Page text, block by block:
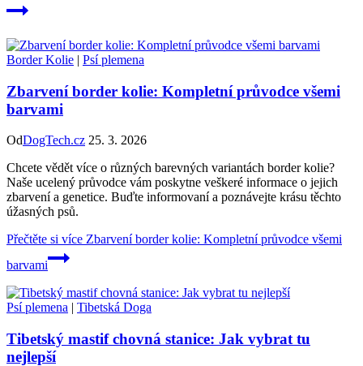
Border Kolie | Psí plemena
Zbarvení border kolie: Kompletní průvodce všemi
barvami
OdDogTech.cz 25. 3. 2026
Chcete vědět více o různých barevných variantách border kolie?
Naše ucelený průvodce vám poskytne veškeré informace o jejich
zbarvení a genetice. Buďte informovaní a poznávejte krásu těchto
úžasných psů.
Přečtěte si více Zbarvení border kolie: Kompletní průvodce všemi
barvami
Psí plemena | Tibetská Doga
Tibetský mastif chovná stanice: Jak vybrat tu
nejlepší